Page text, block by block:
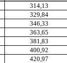
314,13
329,84
346,33
363,65
381,83
400,92
420,97